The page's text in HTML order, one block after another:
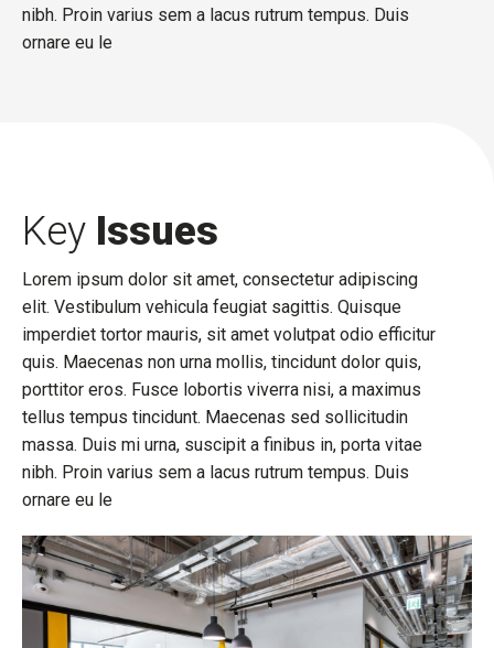
nibh. Proin varius sem a lacus rutrum tempus. Duis
ornare eu le
Key Issues
Lorem ipsum dolor sit amet, consectetur adipiscing
elit. Vestibulum vehicula feugiat sagittis. Quisque
imperdiet tortor mauris, sit amet volutpat odio efficitur
quis. Maecenas non urna mollis, tincidunt dolor quis,
porttitor eros. Fusce lobortis viverra nisi, a maximus
tellus tempus tincidunt. Maecenas sed sollicitudin
massa. Duis mi urna, suscipit a finibus in, porta vitae
nibh. Proin varius sem a lacus rutrum tempus. Duis
ornare eu le